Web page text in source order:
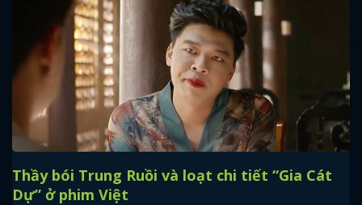
Thầy bói Trung Ruồi và loạt chi tiết “Gia Cát
Dự” ở phim Việt